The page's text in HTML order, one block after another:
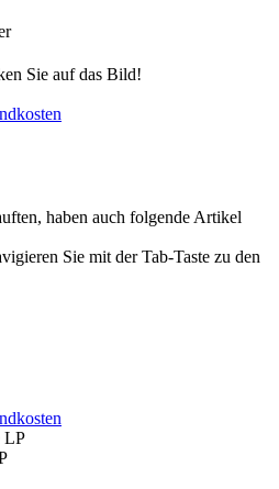
Sie auf das Bild!
haben auch folgende Artikel
Sie mit der Tab-Taste zu den